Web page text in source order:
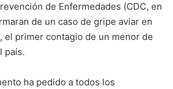
de Enfermedades (CDC, en
de un caso de gripe aviar en
el primer contagio de un menor de
país.
ha pedido a todos los